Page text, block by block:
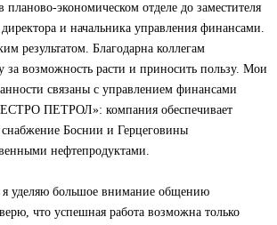
планово-экономическом отделе до заместителя
и начальника управления финансами.
результатом. Благодарна коллегам
за возможность расти и приносить пользу. Мои
связаны с управлением финансами
ПЕТРОЛ»: компания обеспечивает
Боснии и Герцеговины
нефтепродуктами.
уделяю большое внимание общению
что успешная работа возможна только